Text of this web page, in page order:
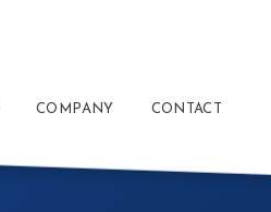
COMPANY CONTACT